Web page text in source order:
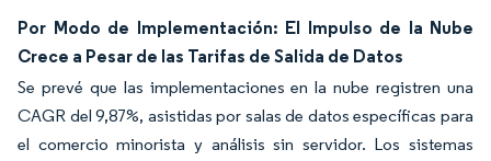
Por Modo de Implementación: El Impulso de la Nube
Crece a Pesar de las Tarifas de Salida de Datos
Se prevé que las implementaciones en la nube registren una
CAGR del 9,87%, asistidas por salas de datos específicas para
el comercio minorista y análisis sin servidor. Los sistemas